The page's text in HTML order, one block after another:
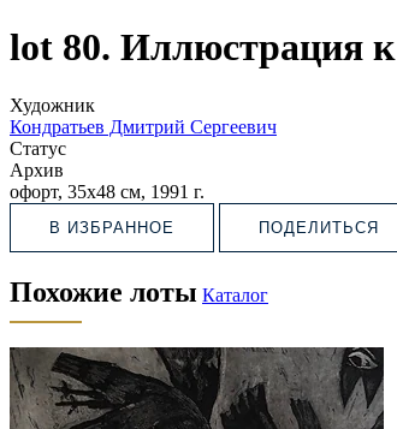
lot 80. Иллюстрация
Художник
Кондратьев Дмитрий Сергеевич
Статус
Архив
офорт, 35х48 см, 1991 г.
В ИЗБРАННОЕ ПОДЕЛИТЬСЯ
Похожие лоты Каталог